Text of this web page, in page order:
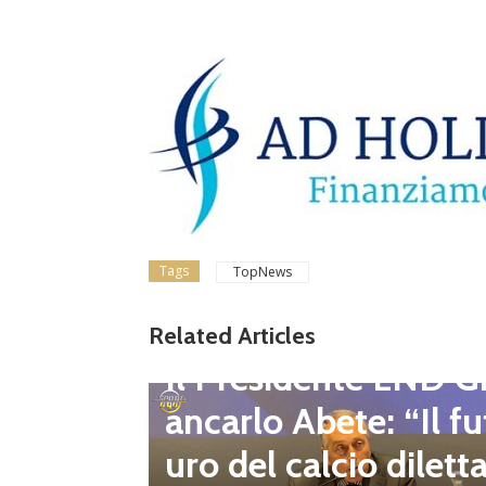
Tags TopNews
Related Articles
Dilettanti Regionali
Il Presidente LND
ancarlo Abete: “Il
uro del calcio